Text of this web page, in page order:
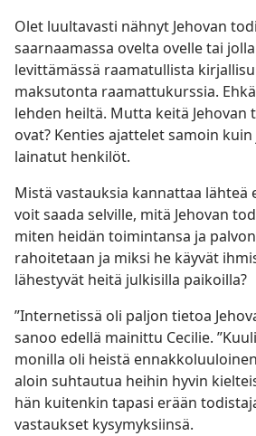
Olet luultavasti nähnyt Jehovan
saarnaamassa ovelta ovelle tai
levittämässä raamatullista
maksutonta raamattukurssia.
lehden heiltä. Mutta keitä Jehovan
ovat? Kenties ajattelet samoin
lainatut henkilöt.
Mistä vastauksia kannattaa lähteä
voit saada selville, mitä Jehovan
miten heidän toimintansa ja
rahoitetaan ja miksi he käyvät
lähestyvät heitä julkisilla paikoilla?
”Internetissä oli paljon tietoa
sanoo edellä mainittu Cecilie.
monilla oli heistä
aloin suhtautua heihin hyvin
hän kuitenkin tapasi erään
vastaukset kysymyksiinsä.